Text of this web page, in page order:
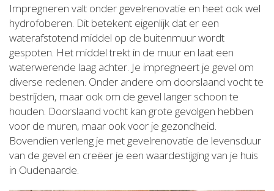
Impregneren valt onder gevelrenovatie en heet ook wel
hydrofoberen. Dit betekent eigenlijk dat er een
waterafstotend middel op de buitenmuur wordt
gespoten. Het middel trekt in de muur en laat een
waterwerende laag achter. Je impregneert je gevel om
diverse redenen. Onder andere om doorslaand vocht te
bestrijden, maar ook om de gevel langer schoon te
houden. Doorslaand vocht kan grote gevolgen hebben
voor de muren, maar ook voor je gezondheid.
Bovendien verleng je met gevelrenovatie de levensduur
van de gevel en creëer je een waardestijging van je huis
in Oudenaarde.